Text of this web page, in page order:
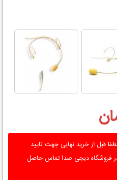
قبل از خرید نهایی جهت تایید
فروشگاه دیجی صدا تماس حاصل